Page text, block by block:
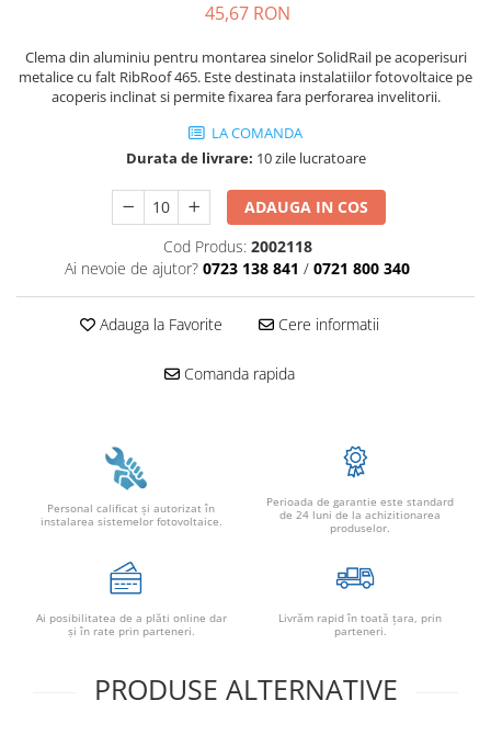
45,67 RON
Clema din aluminiu pentru montarea sinelor SolidRail pe acoperisuri
metalice cu falt RibRoof 465. Este destinata instalatiilor fotovoltaice pe
acoperis inclinat si permite fixarea fara perforarea invelitorii.
LA COMANDA
Durata de livrare: 10 zile lucratoare
ADAUGA IN COS
Cod Produs: 2002118
Ai nevoie de ajutor? 0723 138 841 / 0721 800 340
Adauga la Favorite Cere informatii
Comanda rapida
Personal calificat şi autorizat în
instalarea sistemelor fotovoltaice.
Perioada de garantie este standard
de 24 luni de la achizitionarea
produselor.
Ai posibilitatea de a plăti online dar
şi în rate prin parteneri.
Livrăm rapid în toată țara, prin
parteneri.
PRODUSE ALTERNATIVE